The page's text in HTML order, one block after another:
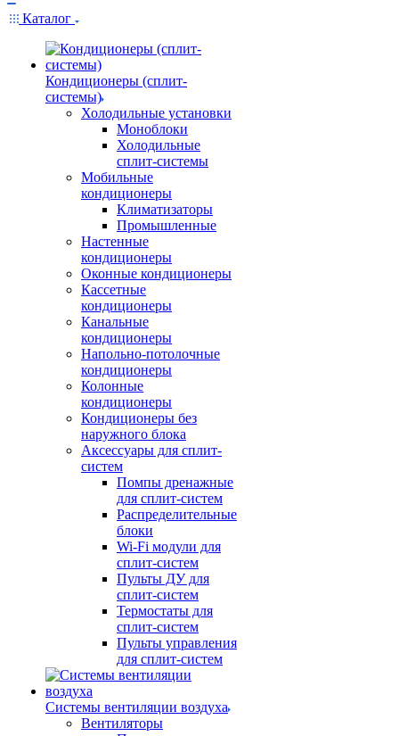
Каталог
Кондиционеры (сплит-
системы)
Холодильные установки
Моноблоки
Холодильные
сплит-системы
Мобильные
кондиционеры
Климатизаторы
Промышленные
Настенные
кондиционеры
Оконные кондиционеры
Кассетные
кондиционеры
Канальные
кондиционеры
Напольно-потолочные
кондиционеры
Колонные
кондиционеры
Кондиционеры без
наружного блока
Аксессуары для сплит-
систем
Помпы дренажные
для сплит-систем
Распределительные
блоки
Wi-Fi модули для
сплит-систем
Пульты ДУ для
сплит-систем
Термостаты для
сплит-систем
Пульты управления
для сплит-систем
Системы вентиляции воздуха
Вентиляторы